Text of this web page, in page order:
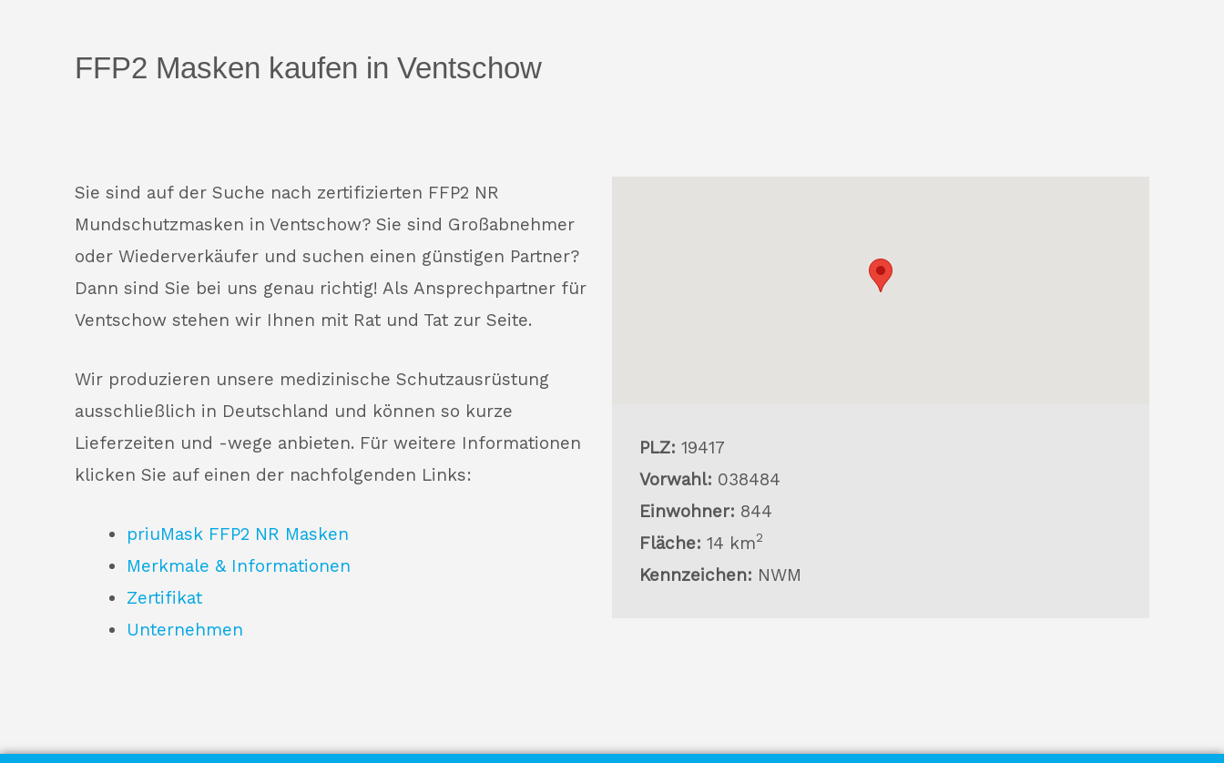
FFP2 Masken kaufen in Ventschow
Sie sind auf der Suche nach zertifizierten FFP2 NR
Mundschutzmasken in Ventschow? Sie sind Großabnehmer
oder Wiederverkäufer und suchen einen günstigen Partner?
Dann sind Sie bei uns genau richtig! Als Ansprechpartner für
Ventschow stehen wir Ihnen mit Rat und Tat zur Seite.
Wir produzieren unsere medizinische Schutzausrüstung
ausschließlich in Deutschland und können so kurze
Lieferzeiten und -wege anbieten. Für weitere Informationen
klicken Sie auf einen der nachfolgenden Links:
priuMask FFP2 NR Masken
Merkmale & Informationen
Zertifikat
Unternehmen
PLZ: 19417
Vorwahl: 038484
Einwohner: 844
Fläche: 14 km2
Kennzeichen: NWM